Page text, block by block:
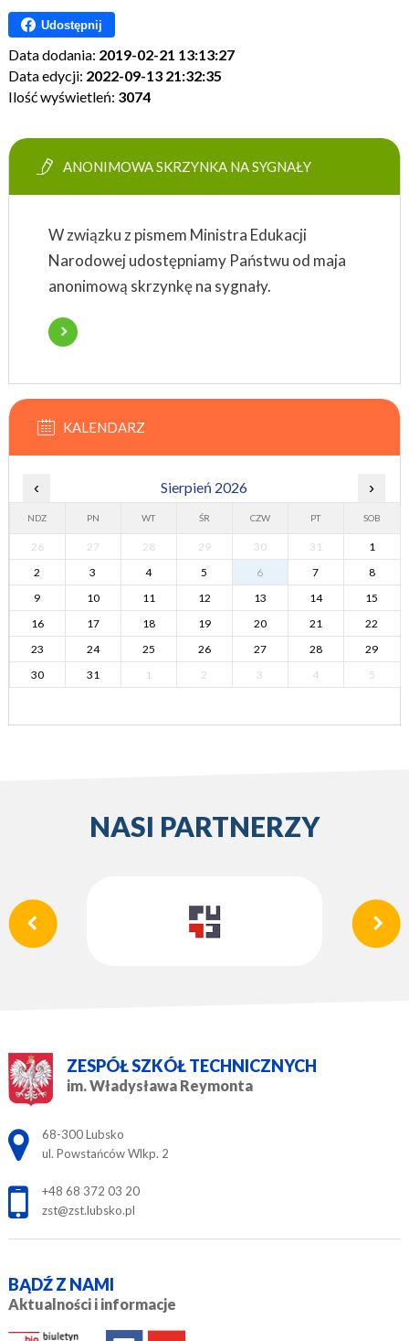
Udostępnij
Data dodania: 2019-02-21 13:13:27
Data edycji: 2022-09-13 21:32:35
Ilość wyświetleń: 3074
ANONIMOWA SKRZYNKA NA SYGNAŁY
W związku z pismem Ministra Edukacji
Narodowej udostępniamy Państwu od maja
anonimową skrzynkę na sygnały.
KALENDARZ
‹ Sierpień 2026 ›
NDZ PN WT ŚR CZW PT SOB
26 27 28 29 30 31
1
2
3 4 5 6 7
8
9
10 11 12 13 14
15
16
17 18 19 20 21
22
23
24 25 26 27 28
29
30
31 1 2 3 4 5
NASI PARTNERZY
ZESPÓŁ SZKÓŁ TECHNICZNYCH
im. Władysława Reymonta
Adres pocztowy:
68-300 Lubsko
ul. Powstańców Wlkp. 2
+48 68 372 03 20
zst@zst.lubsko.pl
BĄDŹ Z NAMI
Aktualności i informacje